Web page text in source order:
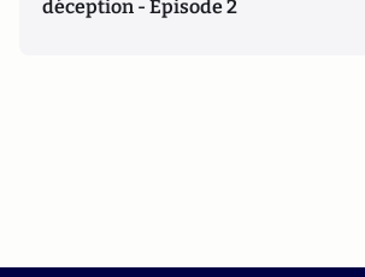
déception - Episode 2